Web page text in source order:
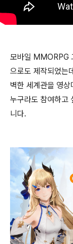
모바일 MMORPG
으로도 제작되었는
벽한 세계관을 영
누구라도 참여하고
니다.